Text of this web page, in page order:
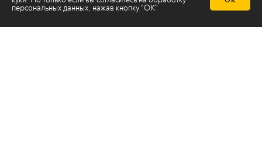
персональных данных, нажав кнопку "ОК"